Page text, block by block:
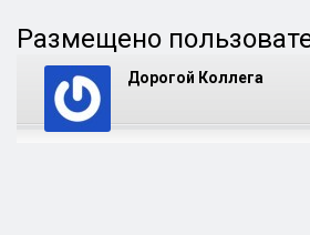
Размещено
Дорогой Коллега